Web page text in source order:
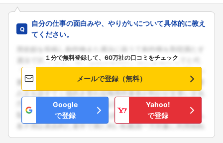
自分の仕事の面白みや、やりがいについて具体的に教え
てください。
１分で無料登録して、60万社の口コミをチェック
メールで登録（無料）
Google
で登録
Yahoo!
で登録